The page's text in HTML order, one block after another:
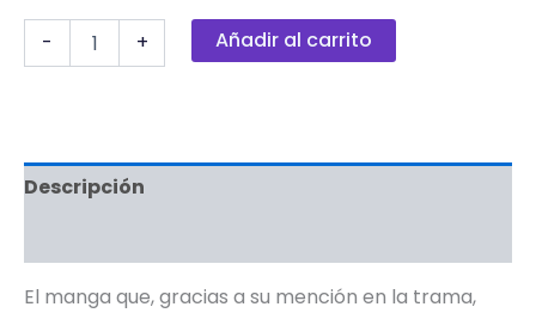
- + Añadir al carrito
Descripción
El manga que, gracias a su mención en la trama,